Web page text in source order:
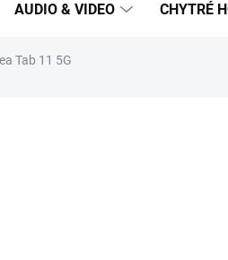
AUDIO & VIDEO CHYTRÉ
Tab 11 5G